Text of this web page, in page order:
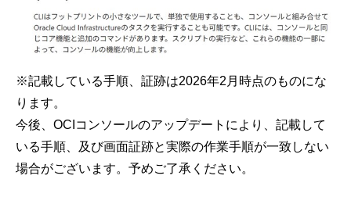
※記載している手順、証跡は2026年2 月時点のものにな
ります。
今後、 OCI コンソールのアップデートにより、記載して
いる手順、及び画面証跡と実際の作業手順が一致しない
場合がございます。予めご了承ください。